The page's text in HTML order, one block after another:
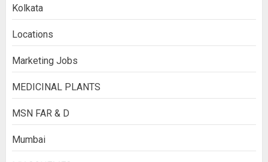
Kolkata
Locations
Marketing Jobs
MEDICINAL PLANTS
MSN FAR & D
Mumbai